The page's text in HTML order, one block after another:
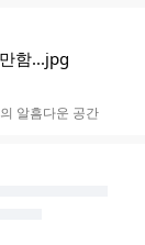
함...jpg
알흠다운 공간